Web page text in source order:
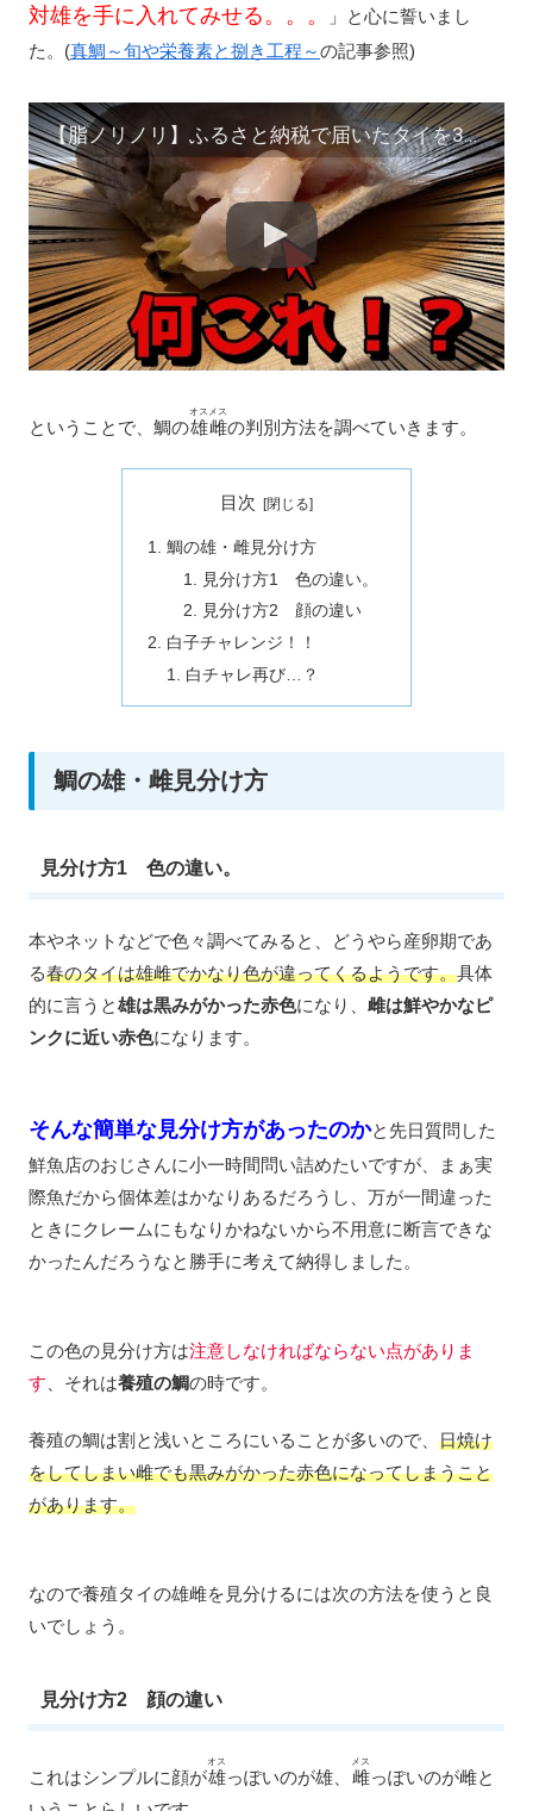
対雄を手に入れてみせる。。。
」と心に誓いまし
た。(真鯛～旬や栄養素と捌き工程～の記事参照)
【脂ノリノリ】ふるさと納税で届いたタイを3分でさ
ということで、鯛の雄雌
オスメス
の判別方法を調べていきます。
目次
鯛の雄・雌見分け方
見分け方1 色の違い。
見分け方2 顔の違い
白子チャレンジ！！
白チャレ再び…？
鯛の雄・雌見分け方
見分け方1 色の違い。
本やネットなどで色々調べてみると、どうやら産卵期であ
る春のタイは雄雌でかなり色が違ってくるようです。具体
的に言うと雄は黒みがかった赤色になり、 雌は鮮やかなピ
ンクに近い赤色になります。
そんな簡単な見分け方があったのかと先日質問した
鮮魚店のおじさんに小一時間問い詰めたいですが、まぁ実
際魚だから個体差はかなりあるだろうし、万が一間違った
ときにクレームにもなりかねないから不用意に断言できな
かったんだろうなと勝手に考えて納得しました。
この色の見分け方は注意しなければならない点がありま
す 、それは養殖の鯛の時です。
養殖の鯛は割と浅いところにいることが多いので、 日焼け
をしてしまい雌でも黒みがかった赤色になってしまうこと
があります。
なので養殖タイの雄雌を見分けるには次の方法を使うと良
いでしょう。
見分け方2 顔の違い
これはシンプルに顔が雄
オス
っぽいのが雄、 雌
メス
っぽいのが雌と